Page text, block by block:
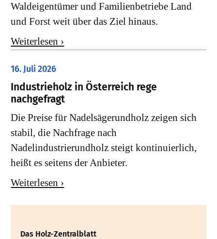
Waldeigentümer und Familienbetriebe Land
und Forst weit über das Ziel hinaus.
Weiterlesen ›
16. Juli 2026
Industrieholz in Österreich rege
nachgefragt
Die Preise für Nadelsägerundholz zeigen sich
stabil, die Nachfrage nach
Nadelindustrierundholz steigt kontinuierlich,
heißt es seitens der Anbieter.
Weiterlesen ›
Das Holz-Zentralblatt